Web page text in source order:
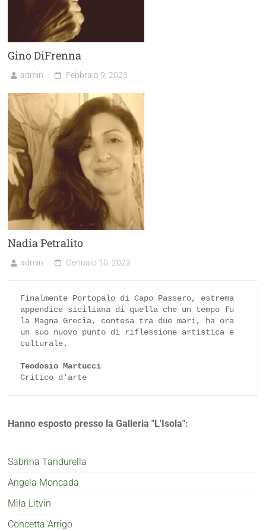
Gino DiFrenna
admin Febbraio 9, 2023
Nadia Petralito
admin Gennaio 10, 2023
Finalmente Portopalo di Capo Passero, estrema
appendice siciliana di quella che un tempo fu
la Magna Grecia, contesa tra due mari, ha ora
un suo nuovo punto di riflessione artistica e
culturale.
Teodosio Martucci
Critico d'arte
Hanno esposto presso la Galleria "L'Isola":
Sabrina Tandurella
Angela Moncada
Mila Litvin
Concetta Arrigo